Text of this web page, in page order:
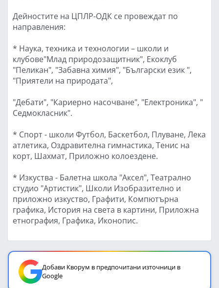
Дейностите на ЦПЛР-ОДК се провеждат по
направления:
* Наука, техника и технологии – школи и
клубове"Млад природозащитник", Екоклуб
"Пеликан", "Забавна химия", "Български език ",
"Приятели на природата",
"Дебати", "Кариерно насочване", "Електроника", "
Седмокласник".
* Спорт - школи Футбол, Баскетбол, Плуване, Лека
атлетика, Оздравителна гимнастика, Тенис на
корт, Шахмат, Приложно колоездене.
* Изкуства - Балетна школа "Аксел", Театрално
студио "Артистик", Школи Изобразително и
приложно изкуство, Графити, Компютърна
графика, История на света в картини, Приложна
етнография, Графика, Иконопис.
Добави Кворум в предпочитани източници в
Google